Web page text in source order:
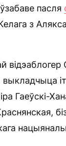
пасля
з
выкладчыца
Гаеўскі-